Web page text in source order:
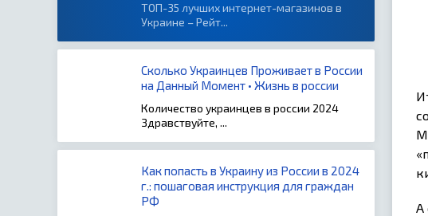
А
ТОП-35 лучших интернет-магазинов в
Украине – Рейт...
Сколько Украинцев Проживает в России
на Данный Момент • Жизнь в россии
Количество украинцев в россии 2024
Здравствуйте, ...
Как попасть в Украину из России в 2024
г.: пошаговая инструкция для граждан
РФ